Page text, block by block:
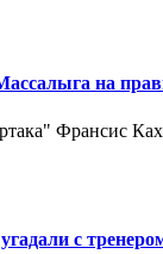
на
Франсис
с